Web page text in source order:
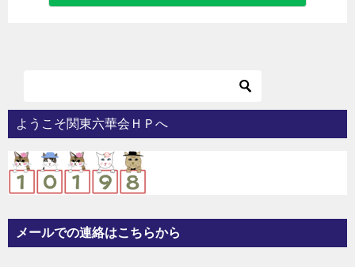
ようこそ関東六華会ＨＰへ
メールでの連絡はこちらから